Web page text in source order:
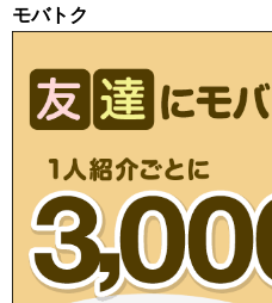
モバトク